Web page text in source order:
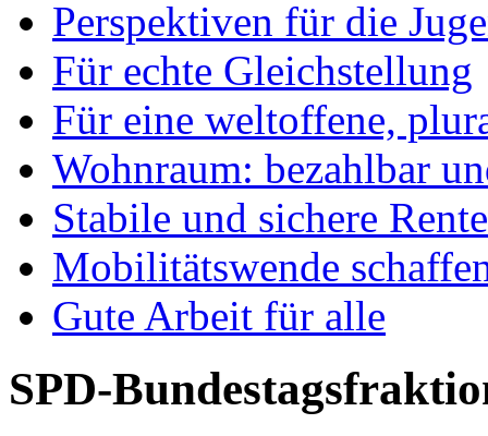
Perspektiven für die
Für echte Gleichstellung
Für eine weltoffene,
Wohnraum: bezahlbar
Stabile und sichere
Mobilitätswende
Gute Arbeit für alle
SPD-